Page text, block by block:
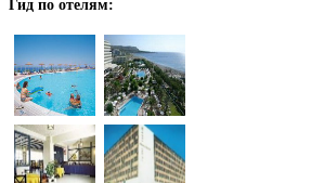
Гид по отелям: